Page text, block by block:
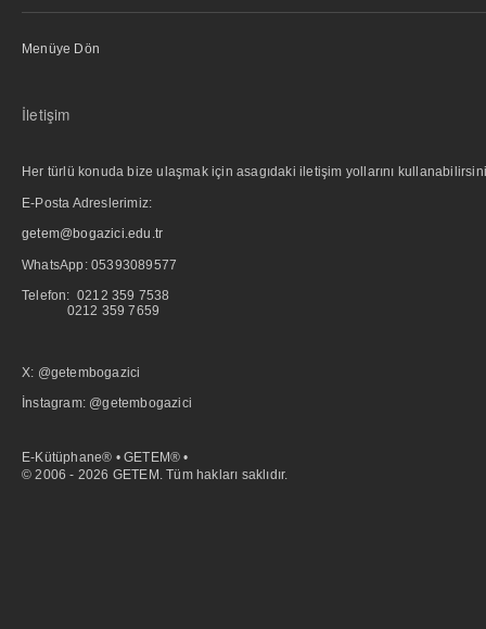
Menüye Dön
İletişim
Her türlü konuda bize ulaşmak için asagıdaki iletişim yollarını
E-Posta Adreslerimiz:
getem@bogazici.edu.tr
WhatsApp: 05393089577
Telefon: 0212 359 7538
0212 359 7659
X: @getembogazici
İnstagram: @getembogazici
E-Kütüphane® • GETEM® •
© 2006 - 2026 GETEM. Tüm hakları saklıdır.